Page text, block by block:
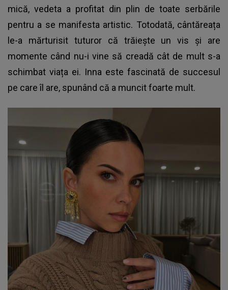
mică, vedeta a profitat din plin de toate serbările
pentru a se manifesta artistic. Totodată, cântăreața
le-a mărturisit tuturor că trăiește un vis și are
momente când nu-i vine să creadă cât de mult s-a
schimbat viața ei. Inna este fascinată de succesul
pe care îl are, spunând că a muncit foarte mult.